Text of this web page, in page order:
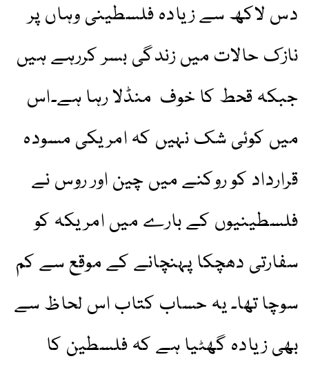
دس لاکھ سے زیادہ فلسطینی وہاں پر
نازک حالات میں زندگی بسر کررہے ہیں
جبکہ قحط کا خوف منڈلا رہا ہے۔اس
میں کوئی شک نہیں کہ امریکی مسودہ
قرارداد کو روکنے میں چین اور روس نے
فلسطینیوں کے بارے میں امریکہ کو
سفارتی دھچکا پہنچانے کے موقع سے کم
سوچا تھا۔ یہ حساب کتاب اس لحاظ سے
بھی زیادہ گھٹیا ہے کہ فلسطین کا